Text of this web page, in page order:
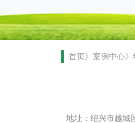
首页》案例中心
地址：绍兴市越城